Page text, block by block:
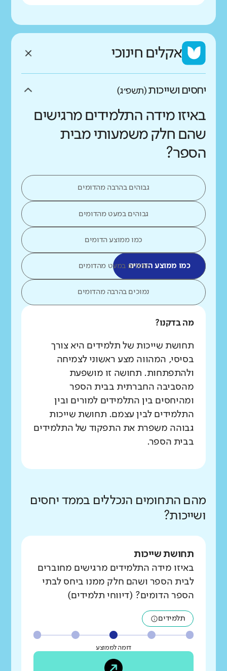
אקלים חינוכי
יחסים ושייכות(תשפ״ג)
באיזו מידה התלמידים מרגישים
שהם חלק משמעותי מבית
הספר?
גבוהים בהרבה מהדומים
גבוהים במעט מהדומים
כמו ממוצע הדומים
כמו ממוצע הדומיםנמוכים במעט מהדומים
נמוכים בהרבה מהדומים
מה בדקנו?
תחושת שייכות של תלמידים היא צורך
בסיסי, המהווה מצע ראשוני לצמיחה
ולהתפתחות. תחושה זו מושפעת
מהסביבה החברתית בבית הספר
ומהיחסים בין התלמידים למורים ובין
התלמידים לבין עצמם. תחושת שייכות
גבוהה משפרת את התפקוד של התלמידים
בבית הספר.
מהם התחומים הנכללים בממד יחסים
ושייכות?
תחושת שייכות
באיזו מידה התלמידים מרגישים מחוברים
לבית הספר ושהם חלק ממנו ביחס לבתי
הספר הדומים? (דיווחי תלמידים)
תלמידים
דומה לממוצע